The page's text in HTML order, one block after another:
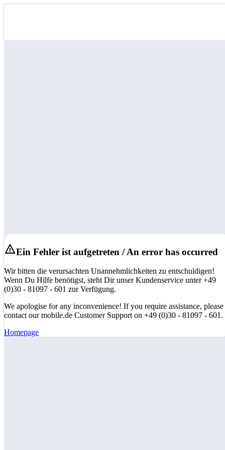
Ein Fehler ist aufgetreten / An error has occurred
Wir bitten die verursachten Unannehmlichkeiten zu entschuldigen!
Wenn Du Hilfe benötigst, steht Dir unser Kundenservice unter +49
(0)30 - 81097 - 601 zur Verfügung.
We apologise for any inconvenience! If you require assistance, please
contact our mobile.de Customer Support on +49 (0)30 - 81097 - 601.
Homepage